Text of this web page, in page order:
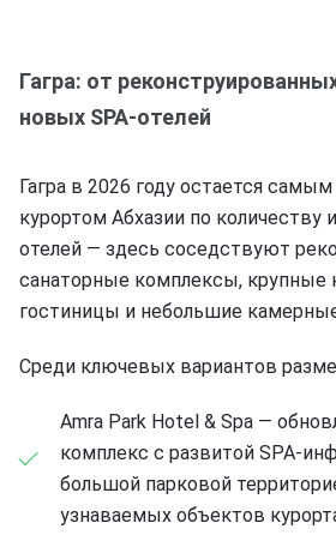
Гагра: от
новых SPA-отелей
Гагра в 2026 году остается
курортом Абхазии по количеству
отелей — здесь соседствуют
санаторные комплексы, крупные
гостиницы и небольшие
Среди ключевых вариантов
Amra Park Hotel & Spa —
комплекс с развитой SPA-
большой парковой
узнаваемых объектов